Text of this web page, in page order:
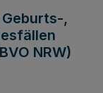
,
NRW)